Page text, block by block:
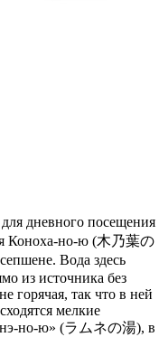
дневного посещения
Коноха-но-ю (木乃葉の
Вода здесь
из источника без
горячая, так что в ней
мелкие
но-ю» (ラムネの湯), в